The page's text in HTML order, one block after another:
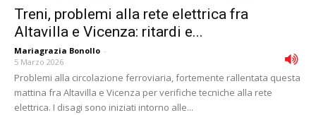
Treni, problemi alla rete elettrica fra
Altavilla e Vicenza: ritardi e...
Mariagrazia Bonollo -
5 Marzo 2026
Problemi alla circolazione ferroviaria, fortemente rallentata questa
mattina fra Altavilla e Vicenza per verifiche tecniche alla rete
elettrica. I disagi sono iniziati intorno alle...